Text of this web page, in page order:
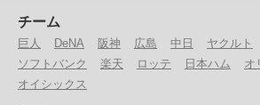
チーム
巨人 DeNA 阪神 広島 中日 ヤクルト
ソフトバンク
楽天 ロッテ 日本ハム オ
オイシックス